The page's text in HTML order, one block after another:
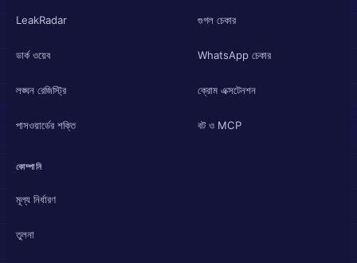
LeakRadar
ডার্ক ওয়েব
লঙ্ঘন রেজিস্ট্রি
পাসওয়ার্ডের শক্তি
গুগল চেকার
WhatsApp চেকার
ক্রোম এক্সটেনশন
বট ও MCP
কোম্পানি
মূল্য নির্ধারণ
তুলনা